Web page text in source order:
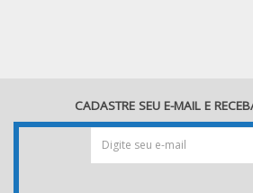
CADASTRE SEU E-MAIL E